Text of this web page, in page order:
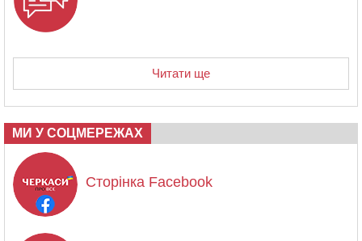
Читати ще
МИ У СОЦМЕРЕЖАХ
Сторінка Facebook